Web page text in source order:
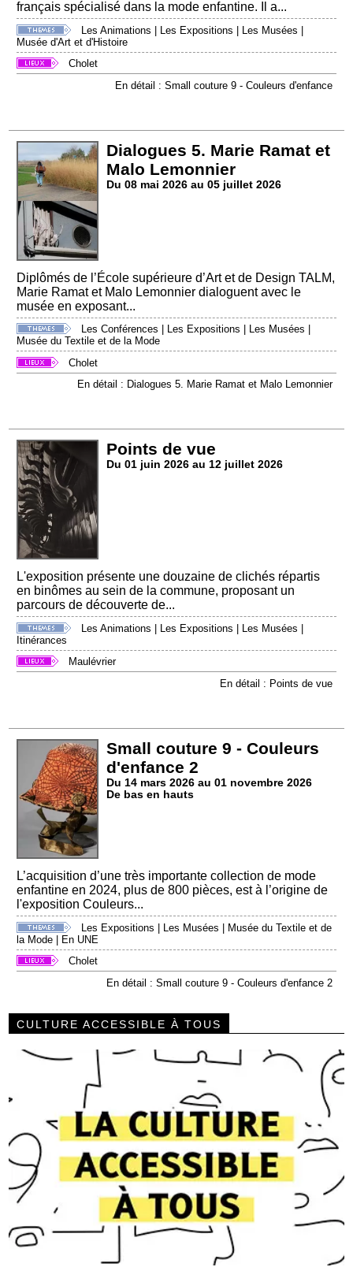
français spécialisé dans la mode enfantine. Il a...
Les Animations | Les Expositions | Les Musées |
Musée d'Art et d'Histoire
Cholet
En détail : Small couture 9 - Couleurs d'enfance
Dialogues 5. Marie Ramat et
Malo Lemonnier
Du 08 mai 2026 au 05 juillet 2026
Diplômés de l’École supérieure d’Art et de Design TALM,
Marie Ramat et Malo Lemonnier dialoguent avec le
musée en exposant...
Les Conférences Les Expositions Les Musées
Musée du Textile et de la Mode
Cholet
En détail : Dialogues 5. Marie Ramat et Malo Lemonnier
Points de vue
Du 01 juin 2026 au 12 juillet 2026
L'exposition présente une douzaine de clichés répartis
en binômes au sein de la commune, proposant un
parcours de découverte de...
Les Animations Les Expositions Les Musées
Itinérances
Maulévrier
En détail : Points de vue
Small couture 9 - Couleurs
d'enfance 2
Du 14 mars 2026 au 01 novembre 2026
De bas en hauts
L’acquisition d’une très importante collection de mode
enfantine en 2024, plus de 800 pièces, est à l’origine de
l'exposition Couleurs...
Les Expositions | Les Musées | Musée du Textile et de
la Mode | En UNE
Cholet
En détail : Small couture 9 - Couleurs d'enfance 2
CULTURE ACCESSIBLE À TOUS